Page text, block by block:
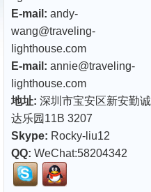
E-mail: andy-
wang@traveling-
lighthouse.com
E-mail: annie@traveling-
lighthouse.com
地址: 深圳市宝安区新安勤诚
达乐园11B 3207
Skype: Rocky-liu12
QQ: WeChat:58204342